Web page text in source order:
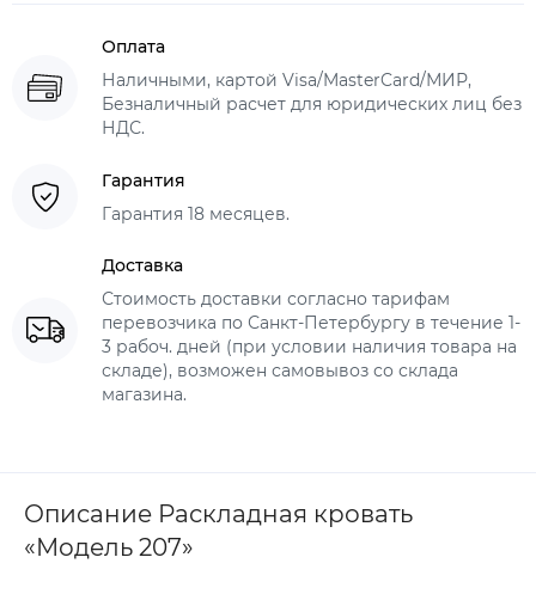
Оплата
Наличными, картой Visa/MasterCard/МИР,
Безналичный расчет для юридических лиц без
НДС.
Гарантия
Гарантия 18 месяцев.
Доставка
Стоимость доставки согласно тарифам
перевозчика по Санкт-Петербургу в течение 1-
3 рабоч. дней (при условии наличия товара на
складе), возможен самовывоз со склада
магазина.
Описание Раскладная кровать
«Модель 207»